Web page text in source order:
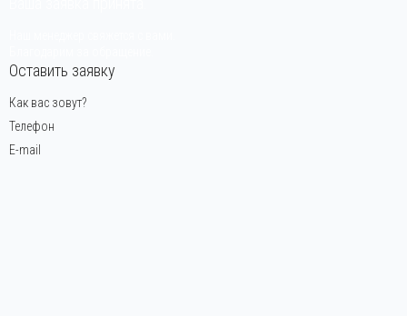
Оставить заявку
Как вас зовут?
Телефон
E-mail